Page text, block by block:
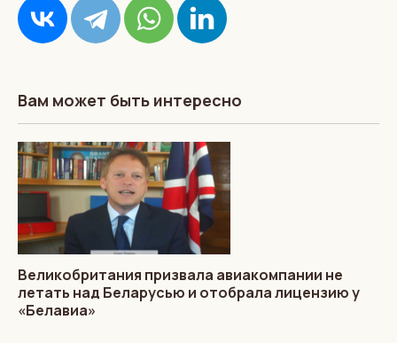
Вам может быть интересно
Великобритания призвала авиакомпании не
летать над Беларусью и отобрала лицензию у
«Белавиа»